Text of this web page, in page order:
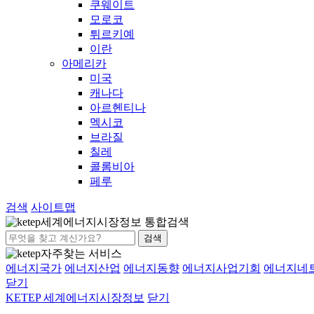
쿠웨이트
모로코
튀르키예
이란
아메리카
미국
캐나다
아르헨티나
멕시코
브라질
칠레
콜롬비아
페루
검색 사이트맵
세계에너지시장정보 통합검색
검색
자주찾는 서비스
에너지국가 에너지산업 에너지동향 에너지사업기회 에너지네
닫기
KETEP 세계에너지시장정보 닫기